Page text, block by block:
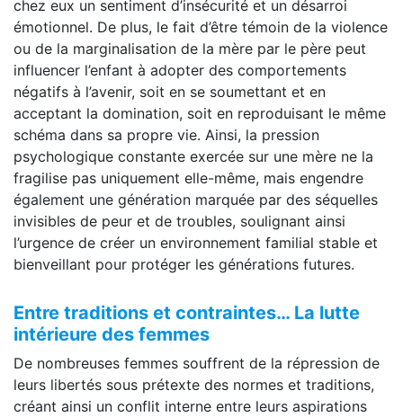
chez eux un sentiment d’insécurité et un désarroi
émotionnel. De plus, le fait d’être témoin de la violence
ou de la marginalisation de la mère par le père peut
influencer l’enfant à adopter des comportements
négatifs à l’avenir, soit en se soumettant et en
acceptant la domination, soit en reproduisant le même
schéma dans sa propre vie. Ainsi, la pression
psychologique constante exercée sur une mère ne la
fragilise pas uniquement elle-même, mais engendre
également une génération marquée par des séquelles
invisibles de peur et de troubles, soulignant ainsi
l’urgence de créer un environnement familial stable et
bienveillant pour protéger les générations futures.
Entre traditions et contraintes… La lutte
intérieure des femmes
De nombreuses femmes souffrent de la répression de
leurs libertés sous prétexte des normes et traditions,
créant ainsi un conflit interne entre leurs aspirations